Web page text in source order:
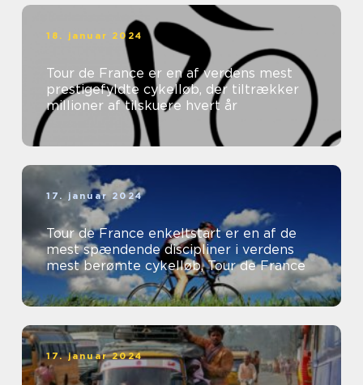
18. januar 2024
Tour de France er en af verdens mest
prestigefyldte cykelløb, der tiltrækker
millioner af tilskuere hvert år
17. januar 2024
Tour de France enkeltstart er en af de
mest spændende discipliner i verdens
mest berømte cykelløb, Tour de France
17. januar 2024